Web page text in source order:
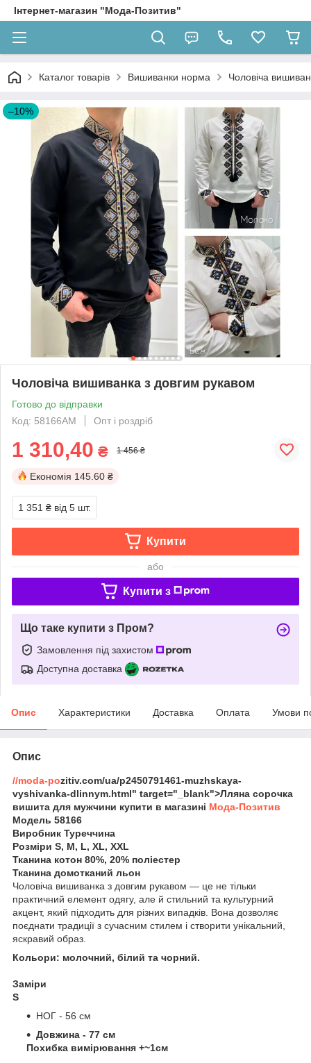
Інтернет-магазин "Мода-Позитив"
Каталог товарів Вишиванки норма Чоловіча
–10%
Чоловіча вишиванка з довгим рукавом
Готово до відправки
Код: 58166АМ
Опт і роздріб
1 310,40 ₴ 1 456 ₴
Економія 145.60 ₴
1 351 ₴ від 5 шт.
Купити
або
Купити з
Що таке купити з Пром?
Замовлення під захистом
Доступна доставка
Опис Характеристики Доставка Оплата Умови
Опис
//moda-pozitiv.com/ua/p2450791461-muzhskaya-
vyshivanka-dlinnym.html" target="_blank">Лляна сорочка
вишита для мужчини купити в магазині Мода-Позитив
Модель 58166
Виробник Туреччина
Розміри S, M, L, XL, XXL
Тканина котон 80%, 20% поліестер
Тканина домотканий льон
Чоловіча вишиванка з довгим рукавом — це не тільки
практичний елемент одягу, але й стильний та культурний
акцент, який підходить для різних випадків. Вона дозволяє
поєднати традиції з сучасним стилем і створити унікальний,
яскравий образ.
Кольори: молочний, білий та чорний.
Заміри
S
НОГ - 56 см
Довжина - 77 см
Похибка вимірювання +~1см